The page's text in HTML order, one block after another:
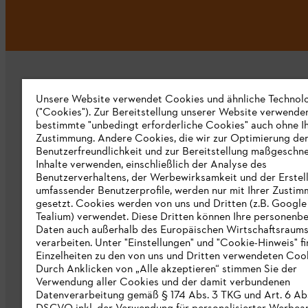
Unternehmen
Über uns
Katalog zum Download
STIHL Hinweisgebersystem
Presse
STIHL Corporate
Unsere Website verwendet Cookies und ähnliche
("Cookies"). Zur Bereitstellung unserer Website
bestimmte "unbedingt erforderliche Cookies" auch ohne
Zustimmung. Andere Cookies, die wir zur Optimierung der
Benutzerfreundlichkeit und zur Bereitstellung
Inhalte verwenden, einschließlich der Analyse des
Benutzerverhaltens, der Werbewirksamkeit und der
umfassender Benutzerprofile, werden nur mit Ihrer
gesetzt. Cookies werden von uns und Dritten (z.B.
Tealium) verwendet. Diese Dritten können Ihre
Daten auch außerhalb des Europäischen Wirtschaftsraums
verarbeiten. Unter "Einstellungen" und "Cookie-Hinweis"
Einzelheiten zu den von uns und Dritten verwendeten
Durch Anklicken von „Alle akzeptieren“ stimmen Sie der
Verwendung aller Cookies und der damit verbundenen
Datenverarbeitung gemäß § 174 Abs. 3 TKG und Art. 6